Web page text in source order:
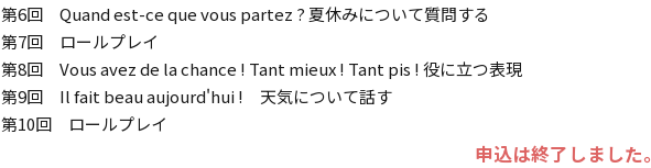
第6回 Quand est-ce que vous partez ? 夏休みについて質問する
第7回 ロールプレイ
第8回 Vous avez de la chance ! Tant mieux ! Tant pis ! 役に立つ表現
第9回 Il fait beau aujourd'hui ! 天気について話す
第10回 ロールプレイ
申込は終了しました。